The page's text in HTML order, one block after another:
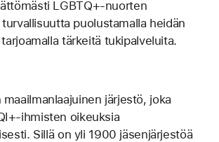
LGBTQ+-nuorten
puolustamalla heidän
tärkeitä tukipalveluita.
maailmanlaajuinen järjestö, joka
ihmisten oikeuksia
Sillä on yli 1900 jäsenjärjestöä